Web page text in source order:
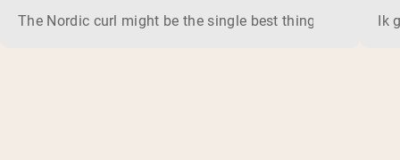
The Nordic curl might be the single best thing you can Ik